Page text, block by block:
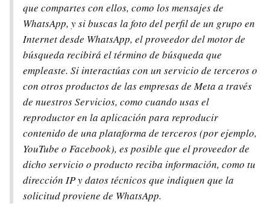
que compartes con ellos, como los mensajes de
WhatsApp, y si buscas la foto del perfil de un grupo en
Internet desde WhatsApp, el proveedor del motor de
búsqueda recibirá el término de búsqueda que
empleaste. Si interactúas con un servicio de terceros o
con otros productos de las empresas de Meta a través
de nuestros Servicios, como cuando usas el
reproductor en la aplicación para reproducir
contenido de una plataforma de terceros (por ejemplo,
YouTube o Facebook), es posible que el proveedor de
dicho servicio o producto reciba información, como tu
dirección IP y datos técnicos que indiquen que la
solicitud proviene de WhatsApp.